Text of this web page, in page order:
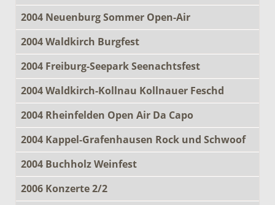
2004 Neuenburg Sommer Open-Air
2004 Waldkirch Burgfest
2004 Freiburg-Seepark Seenachtsfest
2004 Waldkirch-Kollnau Kollnauer Feschd
2004 Rheinfelden Open Air Da Capo
2004 Kappel-Grafenhausen Rock und Schwoof
2004 Buchholz Weinfest
2006 Konzerte 2/2